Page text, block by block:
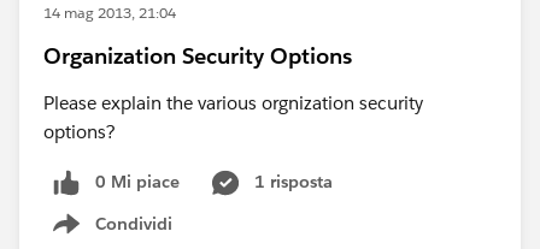
14 mag 2013, 21:04
Organization Security Options
Please explain the various orgnization security
options?
0 Mi piace
1 risposta
Condividi
Show menu